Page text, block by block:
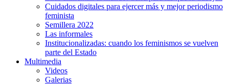
Cuidados digitales para ejercer más y mejor periodismo
feminista
Semillera 2022
Las informales
Institucionalizadas: cuando los feminismos se vuelven
parte del Estado
Multimedia
Videos
Galerias